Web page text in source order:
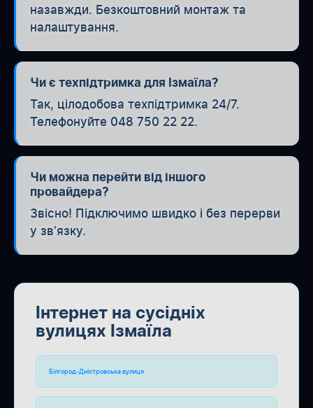
назавжди. Безкоштовний монтаж та
налаштування.
Чи є техпідтримка для Ізмаїла?
Так, цілодобова техпідтримка 24/7.
Телефонуйте 048 750 22 22.
Чи можна перейти від іншого
провайдера?
Звісно! Підключимо швидко і без перерви
у зв'язку.
Інтернет на сусідніх
вулицях Ізмаїла
Білгород-Дністровська вулиця